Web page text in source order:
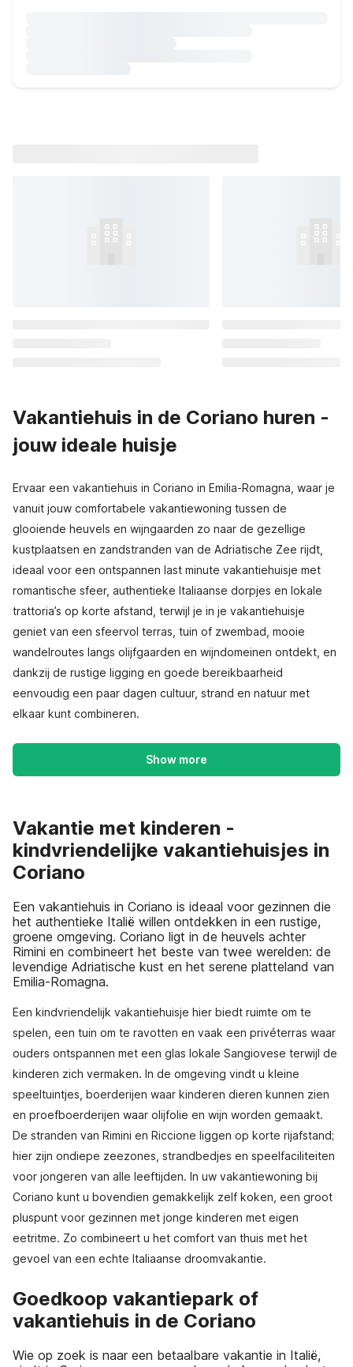
Vakantiehuis in de Coriano huren -
jouw ideale huisje
Ervaar een vakantiehuis in Coriano in Emilia-Romagna, waar je
vanuit jouw comfortabele vakantiewoning tussen de
glooiende heuvels en wijngaarden zo naar de gezellige
kustplaatsen en zandstranden van de Adriatische Zee rijdt,
ideaal voor een ontspannen last minute vakantiehuisje met
romantische sfeer, authentieke Italiaanse dorpjes en lokale
trattoria’s op korte afstand, terwijl je in je vakantiehuisje
geniet van een sfeervol terras, tuin of zwembad, mooie
wandelroutes langs olijfgaarden en wijndomeinen ontdekt, en
dankzij de rustige ligging en goede bereikbaarheid
eenvoudig een paar dagen cultuur, strand en natuur met
elkaar kunt combineren.
Show more
Vakantie met kinderen -
kindvriendelijke vakantiehuisjes in
Coriano
Een vakantiehuis in Coriano is ideaal voor gezinnen die
het authentieke Italië willen ontdekken in een rustige,
groene omgeving. Coriano ligt in de heuvels achter
Rimini en combineert het beste van twee werelden: de
levendige Adriatische kust en het serene platteland van
Emilia-Romagna.
Een kindvriendelijk vakantiehuisje hier biedt ruimte om te
spelen, een tuin om te ravotten en vaak een privéterras waar
ouders ontspannen met een glas lokale Sangiovese terwijl de
kinderen zich vermaken. In de omgeving vindt u kleine
speeltuintjes, boerderijen waar kinderen dieren kunnen zien
en proefboerderijen waar olijfolie en wijn worden gemaakt.
De stranden van Rimini en Riccione liggen op korte rijafstand;
hier zijn ondiepe zeezones, strandbedjes en speelfaciliteiten
voor jongeren van alle leeftijden. In uw vakantiewoning bij
Coriano kunt u bovendien gemakkelijk zelf koken, een groot
pluspunt voor gezinnen met jonge kinderen met eigen
eetritme. Zo combineert u het comfort van thuis met het
gevoel van een echte Italiaanse droomvakantie.
Goedkoop vakantiepark of
vakantiehuis in de Coriano
Wie op zoek is naar een betaalbare vakantie in Italië,